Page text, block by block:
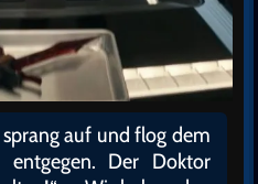
sprang auf und flog dem
entgegen. Der Doktor